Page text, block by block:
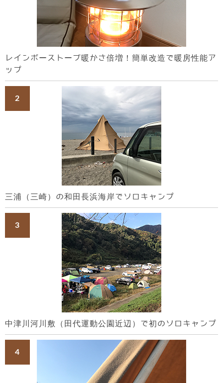
レインボーストーブ暖かさ倍増！簡単改造で暖房性能ア
ップ
三浦（三崎）の和田長浜海岸でソロキャンプ
中津川河川敷（田代運動公園近辺）で初のソロキャンプ